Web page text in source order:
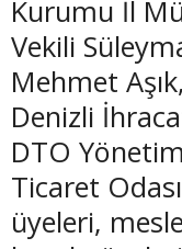
Kurumu İl
Vekili
Mehmet
Denizli
DTO
Ticaret
üyeleri,